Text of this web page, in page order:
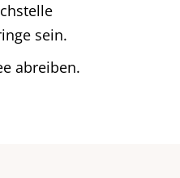
sein.
abreiben.